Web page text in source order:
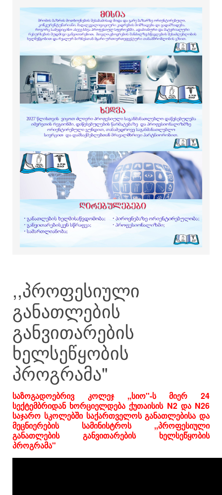
,,პროფესიული
განათლების
განვითარების
ხელსეწყობის
პროგრამა"
საზოგადოებრივ კოლეჯ ,,სიო''-ს მიერ 24
სექტემბრიდან ხორციელდება ქუთაისის N2 და N26
საჯარო სკოლებში საქართველოს განათლებისა და
მეცნიერების სამინისტროს ,,პროფესიული
განათლების განვითარების ხელსეწყობის
პროგრამა"